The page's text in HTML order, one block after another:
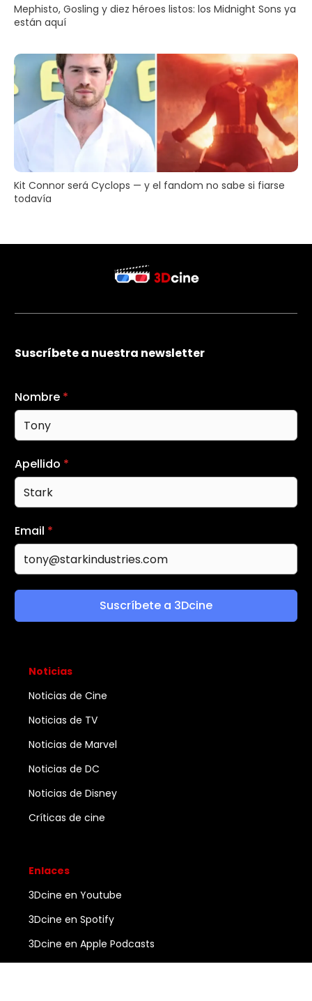
Mephisto, Gosling y diez héroes listos: los Midnight Sons ya
están aquí
Kit Connor será Cyclops — y el fandom no sabe si fiarse
todavía
Suscríbete a nuestra newsletter
Nombre *
Apellido *
Email *
Suscríbete a 3Dcine
Noticias
Noticias de Cine
Noticias de TV
Noticias de Marvel
Noticias de DC
Noticias de Disney
Críticas de cine
Enlaces
3Dcine en Youtube
3Dcine en Spotify
3Dcine en Apple Podcasts